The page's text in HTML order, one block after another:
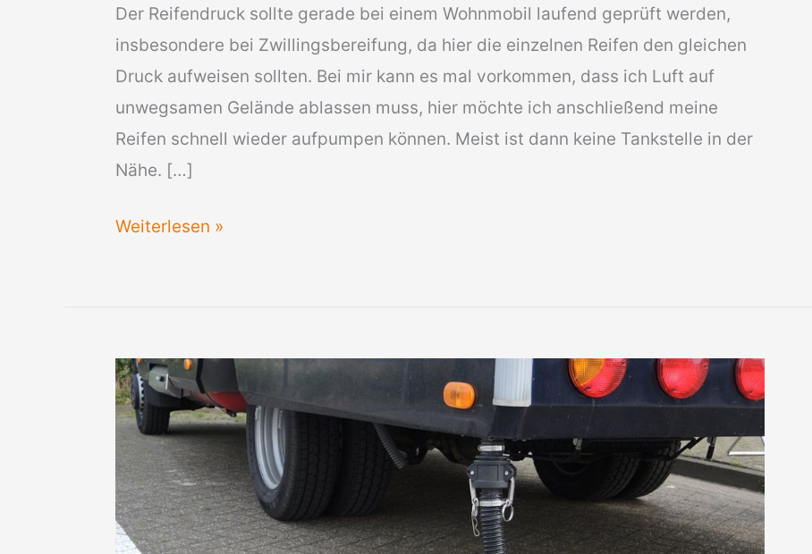
Der Reifendruck sollte gerade bei einem Wohnmobil laufend geprüft werden,
insbesondere bei Zwillingsbereifung, da hier die einzelnen Reifen den gleichen
Druck aufweisen sollten. Bei mir kann es mal vorkommen, dass ich Luft auf
unwegsamen Gelände ablassen muss, hier möchte ich anschließend meine
Reifen schnell wieder aufpumpen können. Meist ist dann keine Tankstelle in der
Nähe. […]
Mannesmann
Weiterlesen »